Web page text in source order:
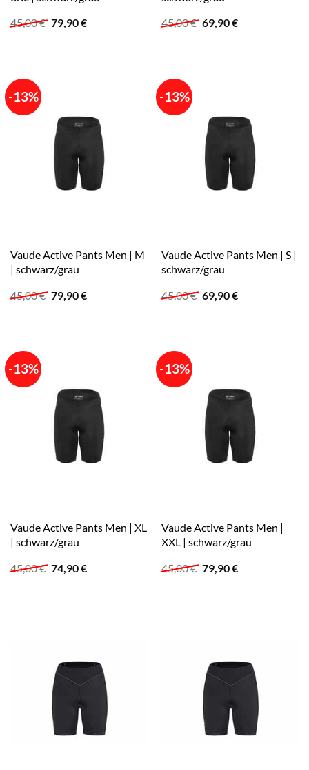
45,00€ Ursprünglicher
79,90€Aktueller
45,00€ Ursprünglicher
69,90€Aktueller
-13%
Vaude Active Pants Men | M
| schwarz/grau
45,00€ Ursprünglicher
Preis
79,90€Aktueller
-13%
Vaude Active Pants Men | S |
schwarz/grau
45,00€ Ursprünglicher
Preis
69,90€Aktueller
-13%
Vaude Active Pants Men | XL
| schwarz/grau
45,00€ Ursprünglicher
Preis
74,90€Aktueller
-13%
Vaude Active Pants Men |
XXL | schwarz/grau
45,00€ Ursprünglicher
Preis
79,90€Aktueller